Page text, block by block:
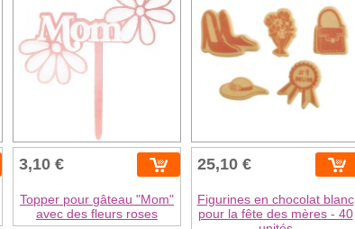
3,10 €
Topper pour gâteau "Mom"
avec des fleurs roses
25,10 €
Figurines en chocolat blanc
pour la fête des mères - 40